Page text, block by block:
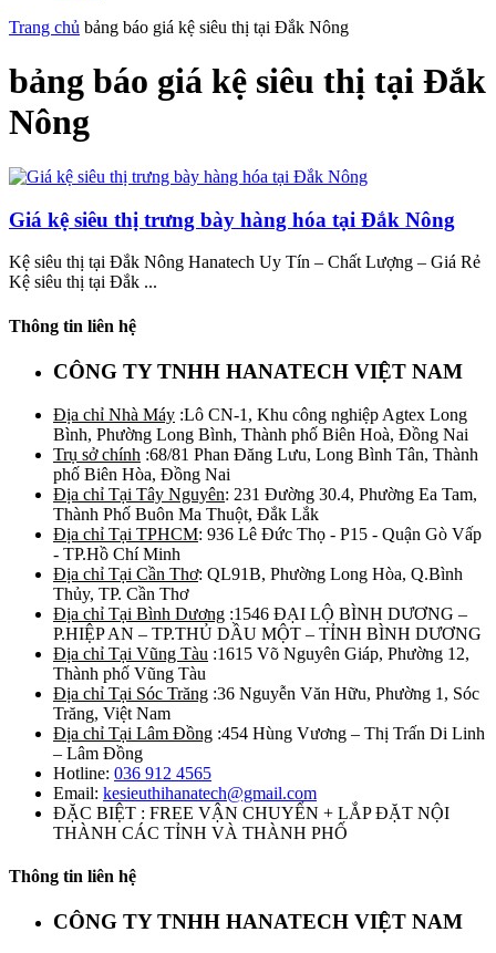
Trang chủ bảng báo giá kệ siêu thị tại Đắk Nông
bảng báo giá kệ siêu thị tại Đắk
Nông
Giá kệ siêu thị trưng bày hàng hóa tại Đắk Nông
Kệ siêu thị tại Đắk Nông Hanatech Uy Tín – Chất Lượng – Giá Rẻ
Kệ siêu thị tại Đắk ...
Thông tin liên hệ
CÔNG TY TNHH HANATECH VIỆT NAM
Địa chỉ Nhà Máy :Lô CN-1, Khu công nghiệp Agtex Long
Bình, Phường Long Bình, Thành phố Biên Hoà, Đồng Nai
Trụ sở chính :68/81 Phan Đăng Lưu, Long Bình Tân, Thành
phố Biên Hòa, Đồng Nai
Địa chỉ Tại Tây Nguyên: 231 Đường 30.4, Phường Ea Tam,
Thành Phố Buôn Ma Thuột, Đắk Lắk
Địa chỉ Tại TPHCM: 936 Lê Đức Thọ - P15 - Quận Gò Vấp
- TP.Hồ Chí Minh
Địa chỉ Tại Cần Thơ: QL91B, Phường Long Hòa, Q.Bình
Thủy, TP. Cần Thơ
Địa chỉ Tại Bình Dương :1546 ĐẠI LỘ BÌNH DƯƠNG –
P.HIỆP AN – TP.THỦ DẦU MỘT – TỈNH BÌNH DƯƠNG
Địa chỉ Tại Vũng Tàu :1615 Võ Nguyên Giáp, Phường 12,
Thành phố Vũng Tàu
Địa chỉ Tại Sóc Trăng :36 Nguyễn Văn Hữu, Phường 1, Sóc
Trăng, Việt Nam
Địa chỉ Tại Lâm Đồng :454 Hùng Vương – Thị Trấn Di Linh
– Lâm Đồng
Hotline: 036 912 4565
Email: kesieuthihanatech@gmail.com
ĐẶC BIỆT : FREE VẬN CHUYỂN + LẮP ĐẶT NỘI
THÀNH CÁC TỈNH VÀ THÀNH PHỐ
Thông tin liên hệ
CÔNG TY TNHH HANATECH VIỆT NAM